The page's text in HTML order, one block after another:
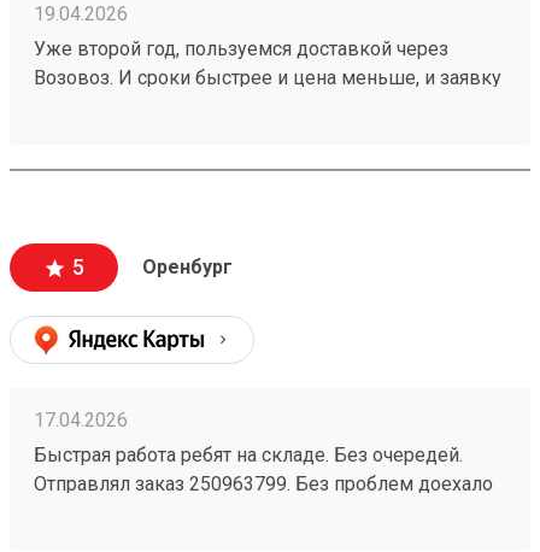
19.04.2026
Уже второй год, пользуемся доставкой через
Возовоз. И сроки быстрее и цена меньше, и заявку
№260273617. И девочки на звонки отвечают в
5 Оренбург
17.04.2026
Быстрая работа ребят на складе. Без очередей.
Отправлял заказ 250963799. Без проблем доехало